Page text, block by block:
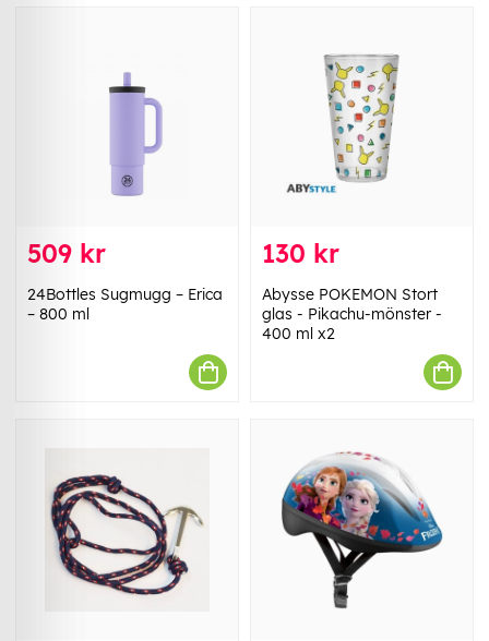
509 kr
24Bottles Sugmugg – Erica
– 800 ml
130 kr
Abysse POKEMON Stort
glas - Pikachu-mönster -
400 ml x2